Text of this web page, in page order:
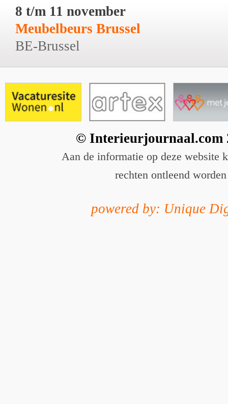
8 t/m 11 november
Meubelbeurs Brussel
BE-Brussel
© Interieurjournaal.com
Aan de informatie op deze website
rechten ontleend worden
powered by: Unique